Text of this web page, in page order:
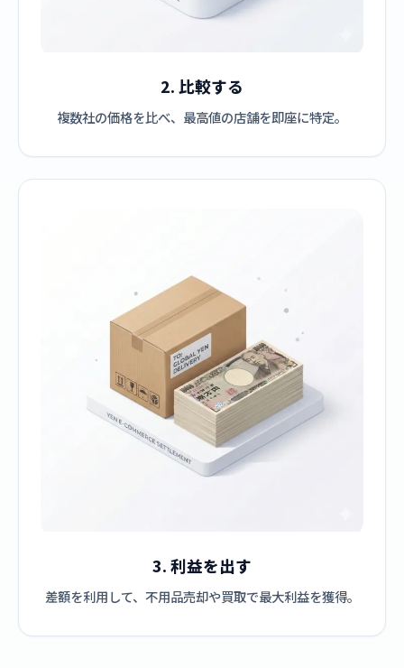
2. 比較する
複数社の価格を比べ、最高値の店舗を即座に特定。
3. 利益を出す
差額を利用して、不用品売却や買取で最大利益を獲得。